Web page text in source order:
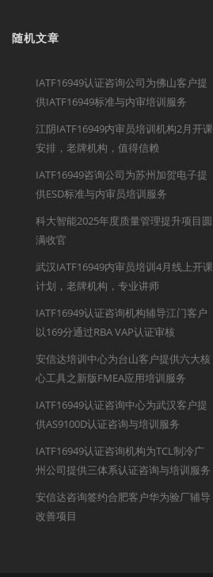
随机文章
IATF16949认证咨询公司为佛山客户提
供IATF16949标准与内审培训服务
江阴IATF16949内审员培训机构2月开课
安排，老牌机构，值得信赖
IATF16949咨询公司为苏州加贺电子提
供ESD标准与内审员培训服务
科大智能2025年度质量管理提升项目圆
满收官
武汉IATF16949内审员培训4月线上开课
计划，老牌机构，专业讲师
IATF16949认证咨询机构辅导江门客户
以169分通过RBA VAP认证审核
安信达培训中心为台山客户提供六大核
心工具之新版FMEA应用培训服务
IATF16949认证咨询中心为武汉客户提
供AS9100D认证咨询与培训服务
IATF16949认证咨询机构为TCL制冷广
州公司提供三体系认证咨询与培训服务
安信达咨询签约合肥客户华为验厂辅导
改善项目